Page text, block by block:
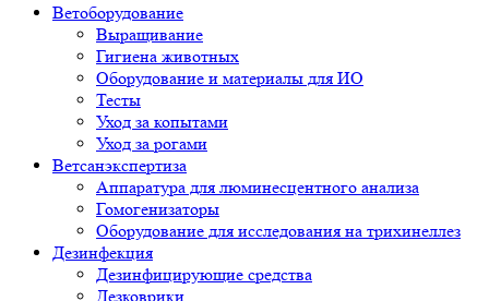
Ветоборудование
Выращивание
Гигиена животных
Оборудование и материалы для ИО
Тесты
Уход за копытами
Уход за рогами
Ветсанэкспертиза
Аппаратура для люминесцентного анализа
Гомогенизаторы
Оборудование для исследования на трихинеллез
Дезинфекция
Дезинфицирующие средства
Дезковрики